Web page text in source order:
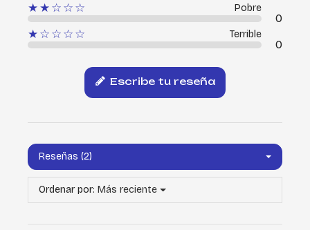
★★☆☆☆
Pobre
0
★☆☆☆☆
Terrible
0
Escribe tu reseña
Reseñas (2)
Ordenar por: Más reciente